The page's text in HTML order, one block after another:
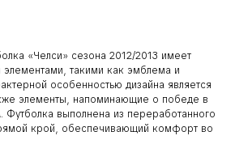
«Челси» сезона 2012/2013 имеет
элементами, такими как эмблема и
особенностью дизайна является
элементы, напоминающие о победе в
выполнена из переработанного
крой, обеспечивающий комфорт во